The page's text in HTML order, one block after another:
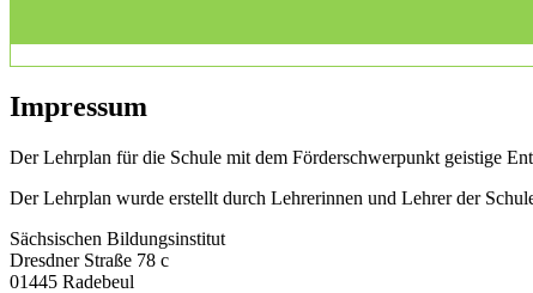
Impressum
Der Lehrplan für die Schule mit dem Förderschwerpunkt geistige
Der Lehrplan wurde erstellt durch Lehrerinnen und Lehrer der
Sächsischen Bildungsinstitut
Dresdner Straße 78 c
01445 Radebeul